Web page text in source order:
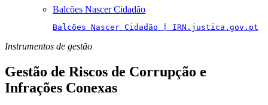
Balcões Nascer Cidadão
Balcões Nascer Cidadão | IRN.justica.gov.pt
Instrumentos de gestão
Gestão de Riscos de Corrupção e
Infrações Conexas